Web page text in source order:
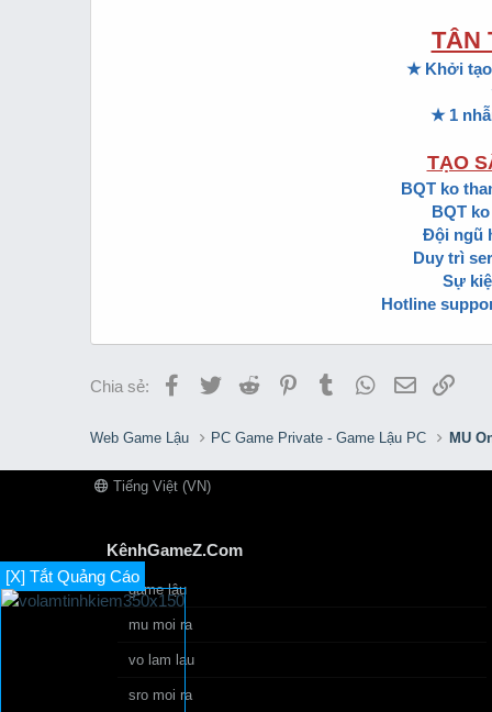
TÂN
★ Khởi
★ 1
TẠO
BQT ko
BQT
Đội ngũ
Duy trì
Sự
Hotline
Chia sẻ: Facebook
TwitterReddit PinterestTumblr WhatsApp
EmailLink
[X] Tắt Quảng Cáo
Web Game Lậu PC Game Private - Game Lậu PC MU
Tiếng Việt (VN)
KênhGameZ.Com
game lậu
mu moi ra
vo lam lau
sro moi ra